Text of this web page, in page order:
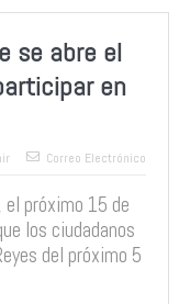
se abre el
en
Correo Electrónico
próximo 15 de
los ciudadanos
del próximo 5